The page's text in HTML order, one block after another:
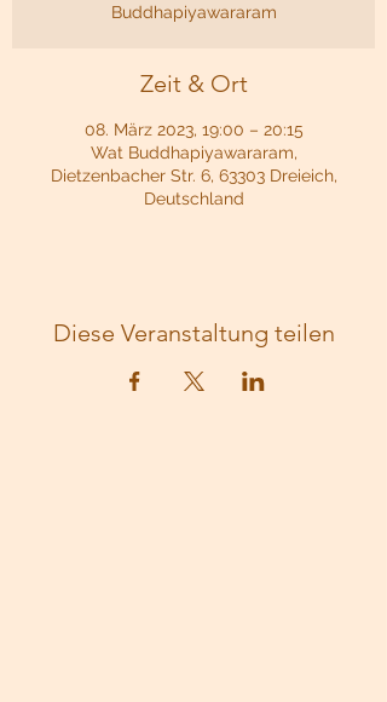
Buddhapiyawararam
Zeit & Ort
08. März 2023, 19:00 – 20:15
Wat Buddhapiyawararam,
Dietzenbacher Str. 6, 63303 Dreieich,
Deutschland
Diese Veranstaltung teilen